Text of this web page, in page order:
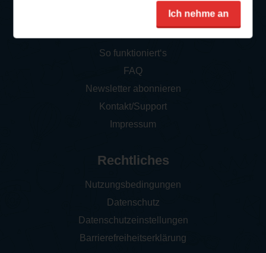
Ich nehme an
So funktioniert‘s
FAQ
Newsletter abonnieren
Kontakt/Support
Impressum
Rechtliches
Nutzungsbedingungen
Datenschutz
Datenschutzeinstellungen
Barrierefreiheitserklärung